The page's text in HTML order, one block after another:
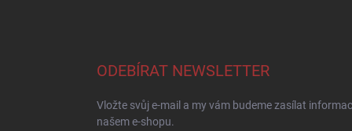
ODEBÍRAT NEWSLETTER
Vložte svůj e-mail a my vám budeme zasílat
našem e-shopu.